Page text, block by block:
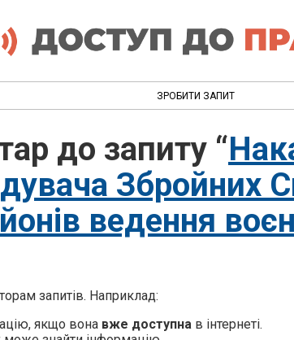
ЗРОБИТИ ЗАПИТ
до запиту “
Збройних
ведення
запитів. Наприклад:
якщо вона вже доступна в інтернеті.